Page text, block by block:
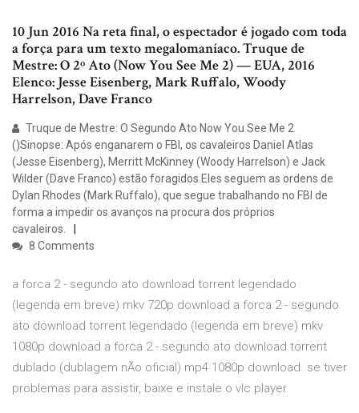
10 Jun 2016 Na reta final, o espectador é jogado com toda
a força para um texto megalomaníaco. Truque de
Mestre: O 2º Ato (Now You See Me 2) — EUA, 2016
Elenco: Jesse Eisenberg, Mark Ruffalo, Woody
Harrelson, Dave Franco
Truque de Mestre: O Segundo Ato Now You See Me 2
()Sinopse: Após enganarem o FBI, os cavaleiros Daniel Atlas
(Jesse Eisenberg), Merritt McKinney (Woody Harrelson) e Jack
Wilder (Dave Franco) estão foragidos.Eles seguem as ordens de
Dylan Rhodes (Mark Ruffalo), que segue trabalhando no FBI de
forma a impedir os avanços na procura dos próprios
cavaleiros.
8 Comments
a forca 2 - segundo ato download torrent legendado
(legenda em breve) mkv 720p download a forca 2 - segundo
ato download torrent legendado (legenda em breve) mkv
1080p download a forca 2 - segundo ato download torrent
dublado (dublagem nÃo oficial) mp4 1080p download. se tiver
problemas para assistir, baixe e instale o vlc player.